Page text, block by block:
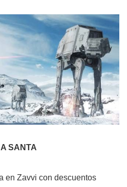
SANTA
en Zavvi con descuentos